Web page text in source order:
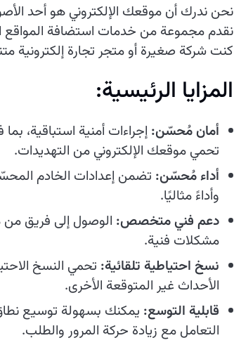
نحن ندرك أن موقعك الإلكتروني هو أحد
نقدم مجموعة من خدمات استضافة المواقع
كنت شركة صغيرة أو متجر تجارة إلكترونية
المزايا الرئيسية:
أمان مُحسّن:إجراءات أمنية استباقية،
تحمي موقعك الإلكتروني من التهديدات.
أداء مُحسّن: تضمن إعدادات الخادم
وأداءً مثاليًا.
دعم فني متخصص: الوصول إلى فريق من
مشكلات فنية.
نسخ احتياطية تلقائية: تحمي النسخ
الأحداث غير المتوقعة الأخرى.
قابلية التوسع: يمكنك بسهولة توسيع
التعامل مع زيادة حركة المرور والطلب.